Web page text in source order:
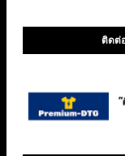
ติดต่อ